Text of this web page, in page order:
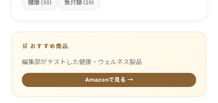
健康 (30) 魚介類 (29)
🛒 おすすめ商品
編集部がテストした健康・ウェルネス製品
Amazonで見る →